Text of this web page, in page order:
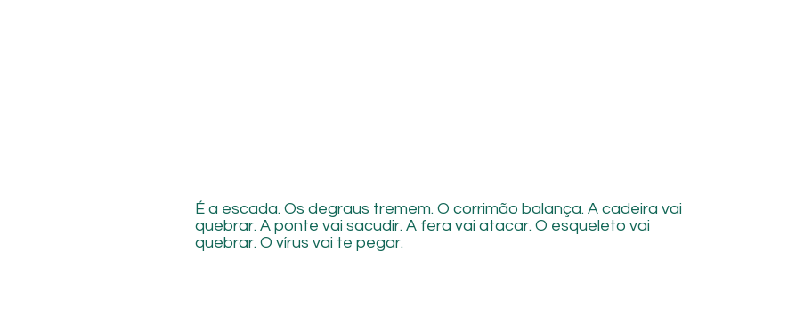
É a escada. Os degraus tremem. O corrimão balança. A cadeira vai
quebrar. A ponte vai sacudir. A fera vai atacar. O esqueleto vai
quebrar. O vírus vai te pegar.